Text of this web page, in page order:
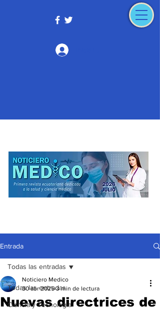
Entrada
Todas las entradas
Ciencia y Tecnología
Todas las entradas
Nuevas directrices de
Noticiero Medico
30 abr 2025 3 min de lectura